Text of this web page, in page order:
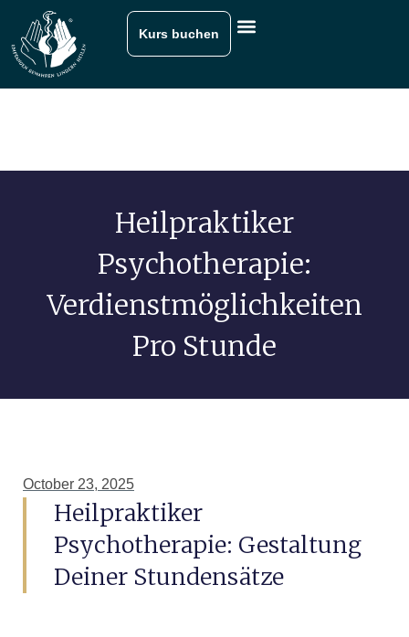
Kurs buchen
Heilpraktiker
Psychotherapie:
Verdienstmöglichkeiten
Pro Stunde
October 23, 2025
Heilpraktiker
Psychotherapie: Gestaltung
Deiner Stundensätze